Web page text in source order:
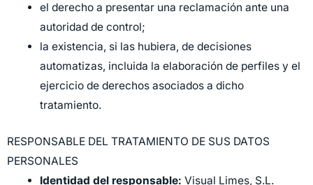
el derecho a presentar una reclamación ante una
autoridad de control;
la existencia, si las hubiera, de decisiones
automatizas, incluida la elaboración de perfiles y el
ejercicio de derechos asociados a dicho
tratamiento.
RESPONSABLE DEL TRATAMIENTO DE SUS DATOS
PERSONALES
Identidad del responsable: Visual Limes, S.L.